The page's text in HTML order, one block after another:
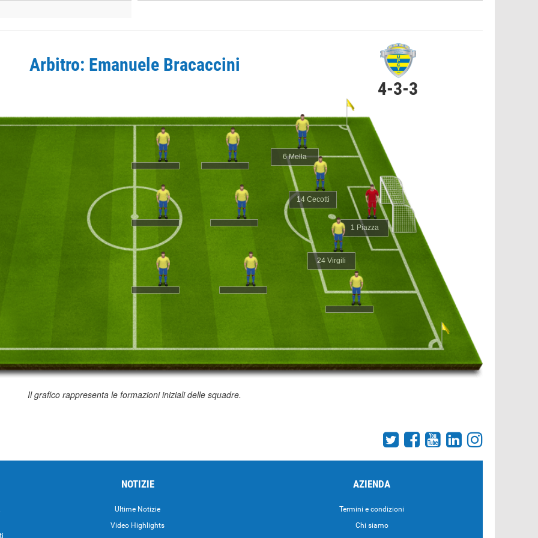
Arbitro: Emanuele Bracaccini
4-3-3
1 Piazza
6 Mella
14 Cecotti
24 Virgili
Il grafico rappresenta le formazioni iniziali delle squadre.
NOTIZIE
Ultime Notizie
Video Highlights
AZIENDA
Termini e condizioni
Chi siamo